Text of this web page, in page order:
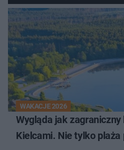
innego
WAKACJE 2026
Wygląda jak
Kielcami. Nie tylko plaża